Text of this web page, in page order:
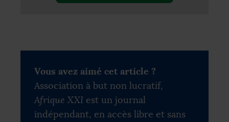
Vous avez aimé cet article ?
Association à but non lucratif,
Afrique XXI est un journal
indépendant, en accès libre et sans